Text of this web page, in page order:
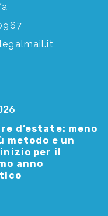
d’estate: meno
metodo e un
per il
anno